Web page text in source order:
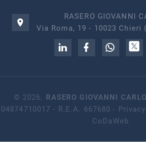
RASERO GIOVANNI
Via Roma, 19 - 10023 Chieri
© 2026. RASERO GIOVANNI
04874710017 - R.E.A. 667680 -
CoDaWeb